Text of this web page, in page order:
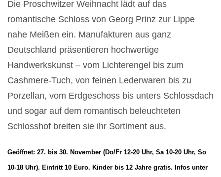
Die Proschwitzer Weihnacht lädt auf das
romantische Schloss von Georg Prinz zur Lippe
nahe Meißen ein. Manufakturen aus ganz
Deutschland präsentieren hochwertige
Handwerkskunst – vom Lichterengel bis zum
Cashmere-Tuch, von feinen Lederwaren bis zu
Porzellan, vom Erdgeschoss bis unters Schlossdach
und sogar auf dem romantisch beleuchteten
Schlosshof breiten sie ihr Sortiment aus.
Geöffnet: 27. bis 30. November (Do/Fr 12-20 Uhr, Sa 10-20 Uhr, So
10-18 Uhr). Eintritt 10 Euro. Kinder bis 12 Jahre gratis. Infos unter